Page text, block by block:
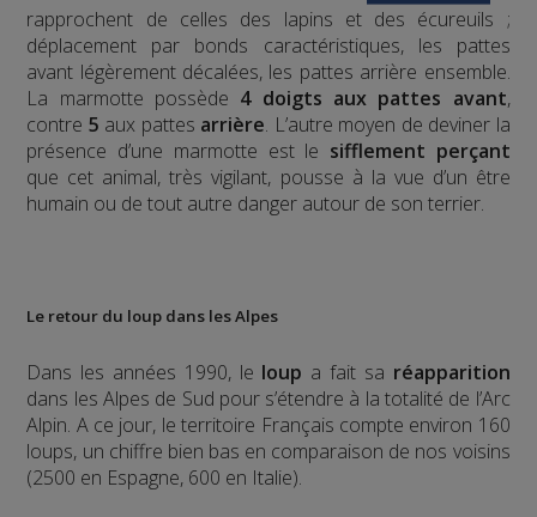
rapprochent de celles des lapins et des écureuils ;
déplacement par bonds caractéristiques, les pattes
avant légèrement décalées, les pattes arrière ensemble.
La marmotte possède 4 doigts aux pattes avant,
contre 5 aux pattes arrière. L’autre moyen de deviner la
présence d’une marmotte est le sifflement perçant
que cet animal, très vigilant, pousse à la vue d’un être
humain ou de tout autre danger autour de son terrier.
Le retour du loup dans les Alpes
Dans les années 1990, le loup a fait sa réapparition
dans les Alpes de Sud pour s’étendre à la totalité de l’Arc
Alpin. A ce jour, le territoire Français compte environ 160
loups, un chiffre bien bas en comparaison de nos voisins
(2500 en Espagne, 600 en Italie).